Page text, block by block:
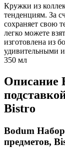
Кружки из
тенденциям. За
сохраняет свою
легко можете
изготовлена из
удивительными
350 мл
Описание
Bistro
Bodum Набор
предметов,